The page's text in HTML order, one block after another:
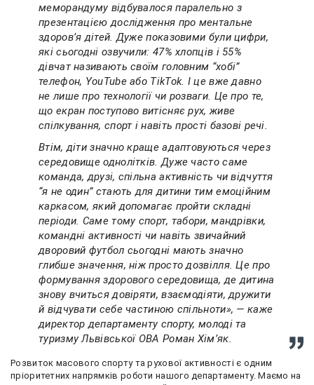
меморандуму відбувалося паралельно з
презентацією дослідження про ментальне
здоров’я дітей. Дуже показовими були цифри,
які сьогодні озвучили: 47% хлопців і 55%
дівчат називають своїм головним “хобі”
телефон, YouTube або TikTok. І це вже давно
не лише про технології чи розваги. Це про те,
що екран поступово витісняє рух, живе
спілкування, спорт і навіть прості базові речі.
Втім, діти значно краще адаптовуються через
середовище однолітків. Дуже часто саме
команда, друзі, спільна активність чи відчуття
“я не один” стають для дитини тим емоційним
каркасом, який допомагає пройти складні
періоди. Саме тому спорт, табори, мандрівки,
командні активності чи навіть звичайний
дворовий футбол сьогодні мають значно
глибше значення, ніж просто дозвілля. Це про
формування здорового середовища, де дитина
знову вчиться довіряти, взаємодіяти, дружити
й відчувати себе частиною спільноти», — каже
директор департаменту спорту, молоді та
туризму Львівської ОВА Роман Хімʼяк.
Розвиток масового спорту та рухової активності є одним
пріоритетних напрямків роботи нашого департаменту. Маємо на